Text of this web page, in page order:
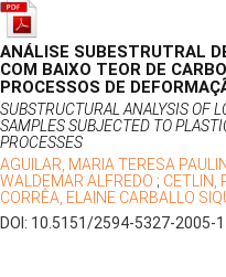
ANÁLISE SUBESTRUTRAL
COM BAIXO TEOR DE
PROCESSOS DE
SUBSTRUCTURAL ANALYSIS OF
SAMPLES SUBJECTED TO
PROCESSES
AGUILAR, MARIA TERESA
WALDEMAR ALFREDO ; CETLIN,
CORRÊA, ELAINE CARBALLO
DOI: 10.5151/2594-5327-2005-